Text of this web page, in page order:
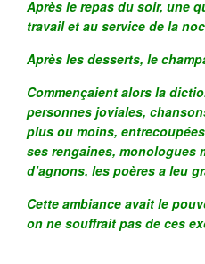
Après le repas du soir, une
travail et au service de la
Après les desserts, le
Commençaient alors la
personnes joviales,
plus ou moins,
ses rengaines, monologues
d’agnons, les poères a leu
Cette ambiance avait le
on ne souffrait pas de ces